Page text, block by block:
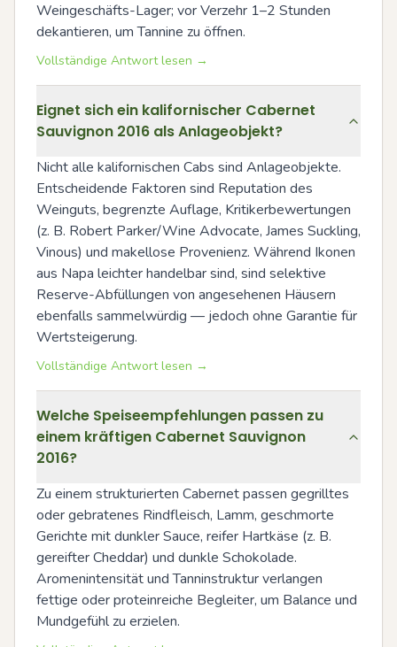
Weingeschäfts-Lager; vor Verzehr 1–2 Stunden
dekantieren, um Tannine zu öffnen.
Vollständige Antwort lesen →
Eignet sich ein kalifornischer Cabernet
Sauvignon 2016 als Anlageobjekt?
Nicht alle kalifornischen Cabs sind Anlageobjekte.
Entscheidende Faktoren sind Reputation des
Weinguts, begrenzte Auflage, Kritikerbewertungen
(z. B. Robert Parker/Wine Advocate, James Suckling,
Vinous) und makellose Provenienz. Während Ikonen
aus Napa leichter handelbar sind, sind selektive
Reserve-Abfüllungen von angesehenen Häusern
ebenfalls sammelwürdig — jedoch ohne Garantie für
Wertsteigerung.
Vollständige Antwort lesen →
Welche Speiseempfehlungen passen zu
einem kräftigen Cabernet Sauvignon
2016?
Zu einem strukturierten Cabernet passen gegrilltes
oder gebratenes Rindfleisch, Lamm, geschmorte
Gerichte mit dunkler Sauce, reifer Hartkäse (z. B.
gereifter Cheddar) und dunkle Schokolade.
Aromenintensität und Tanninstruktur verlangen
fettige oder proteinreiche Begleiter, um Balance und
Mundgefühl zu erzielen.